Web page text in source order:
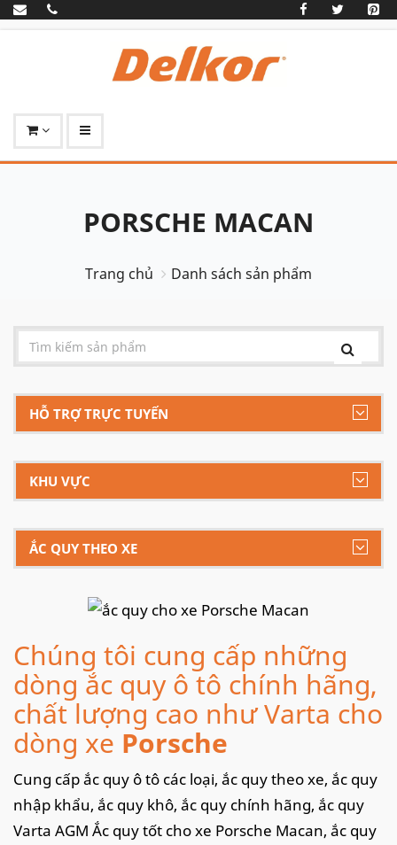
PORSCHE MACAN
Trang chủ Danh sách sản phẩm
HỖ TRỢ TRỰC TUYẾN
KHU VỰC
ẮC QUY THEO XE
Chúng tôi cung cấp những
dòng ắc quy ô tô chính hãng,
chất lượng cao như Varta cho
dòng xe Porsche
Cung cấp ắc quy ô tô các loại, ắc quy theo xe, ắc quy
nhập khẩu, ắc quy khô, ắc quy chính hãng, ắc quy
Varta AGM Ắc quy tốt cho xe Porsche Macan, ắc quy